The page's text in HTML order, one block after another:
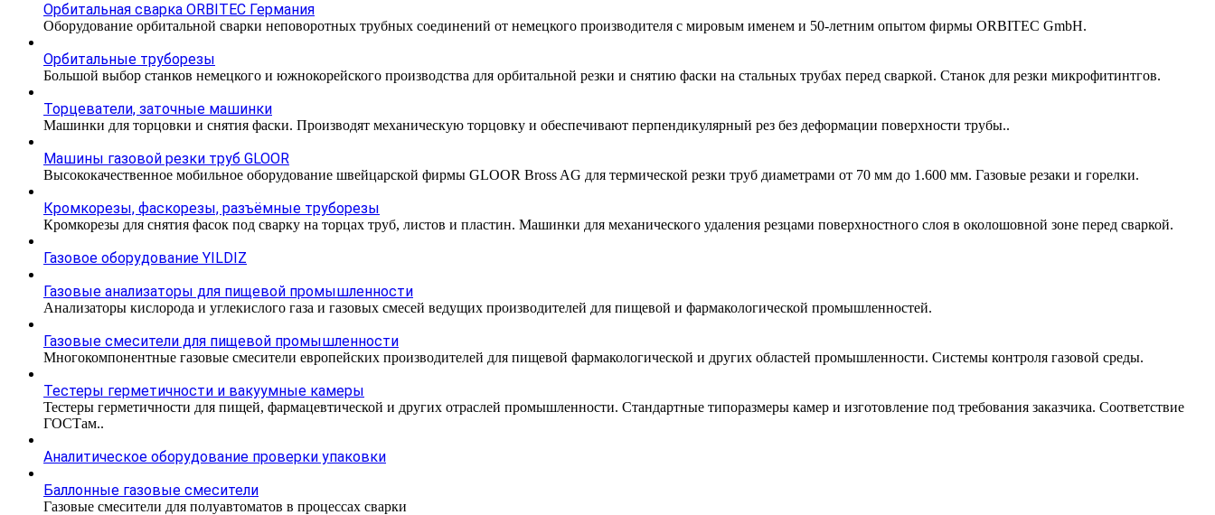
Орбитальная сварка ORBITEC Германия
Оборудование орбитальной сварки неповоротных трубных соединений от немецкого производителя с мировым именем и 50-летним опытом фирмы ORBITEC GmbH.
Орбитальные труборезы
Большой выбор станков немецкого и южнокорейского производства для орбитальной резки и снятию фаски на стальных трубах перед сваркой. Станок для резки микрофитинтгов.
Торцеватели, заточные машинки
Машинки для торцовки и снятия фаски. Производят механическую торцовку и обеспечивают перпендикулярный рез без деформации поверхности трубы..
Машины газовой резки труб GLOOR
Высококачественное мобильное оборудование швейцарской фирмы GLOOR Bross AG для термической резки труб диаметрами от 70 мм до 1.600 мм. Газовые резаки и горелки.
Кромкорезы, фаскорезы, разъёмные труборезы
Кромкорезы для снятия фасок под сварку на торцах труб, листов и пластин. Машинки для механического удаления резцами поверхностного слоя в околошовной зоне перед сваркой.
Газовое оборудование YILDIZ
Газовые анализаторы для пищевой промышленности
Анализаторы кислорода и углекислого газа и газовых смесей ведущих производителей для пищевой и фармакологической промышленностей.
Газовые смесители для пищевой промышленности
Многокомпонентные газовые смесители европейских производителей для пищевой фармакологической и других областей промышленности. Системы контроля газовой среды.
Тестеры герметичности и вакуумные камеры
Тестеры герметичности для пищей, фармацевтической и других отраслей промышленности. Стандартные типоразмеры камер и изготовление под требования заказчика. Соответствие
ГОСТам..
Аналитическое оборудование проверки упаковки
Баллонные газовые смесители
Газовые смесители для полуавтоматов в процессах сварки